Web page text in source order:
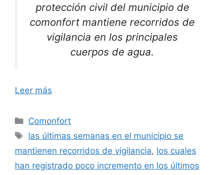
protección civil del municipio de
comonfort mantiene recorridos de
vigilancia en los principales
cuerpos de agua.
Leer más
Categorías
Comonfort
Etiquetas
las últimas semanas en el municipio se
mantienen recorridos de vigilancia, los cuales
han registrado poco incremento en los últimos